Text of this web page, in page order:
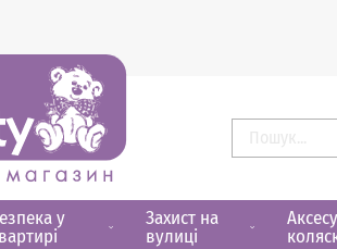
у
Захист на
вулиці